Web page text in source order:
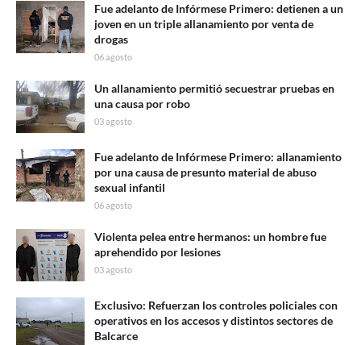
Fue adelanto de Infórmese Primero: detienen a un
joven en un triple allanamiento por venta de
drogas
06 agosto
Un allanamiento permitió secuestrar pruebas en
una causa por robo
03 agosto
Fue adelanto de Infórmese Primero: allanamiento
por una causa de presunto material de abuso
sexual infantil
06 agosto
Violenta pelea entre hermanos: un hombre fue
aprehendido por lesiones
03 agosto
Exclusivo: Refuerzan los controles policiales con
operativos en los accesos y distintos sectores de
Balcarce